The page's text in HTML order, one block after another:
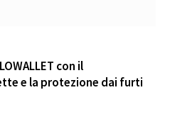
con il
e la protezione dai furti